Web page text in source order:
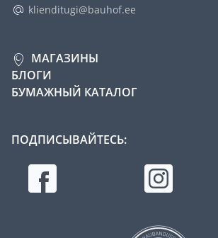
klienditugi@bauhof.ee
МАГАЗИНЫ
БЛОГИ
БУМАЖНЫЙ КАТАЛОГ
ПОДПИСЫВАЙТЕСЬ: